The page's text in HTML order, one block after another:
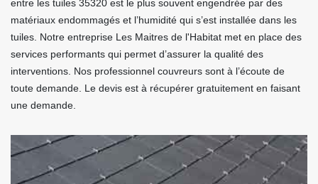
entre les tuiles 35320 est le plus souvent engendrée par des
matériaux endommagés et l’humidité qui s’est installée dans les
tuiles. Notre entreprise Les Maitres de l'Habitat met en place des
services performants qui permet d’assurer la qualité des
interventions. Nos professionnel couvreurs sont à l’écoute de
toute demande. Le devis est à récupérer gratuitement en faisant
une demande.